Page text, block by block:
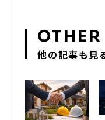
他の記事も見